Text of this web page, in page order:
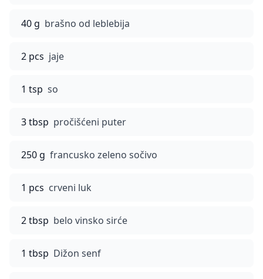
40 g brašno od leblebija
2 pcs jaje
1 tsp so
3 tbsp pročišćeni puter
250 g francusko zeleno sočivo
1 pcs crveni luk
2 tbsp belo vinsko sirće
1 tbsp Dižon senf